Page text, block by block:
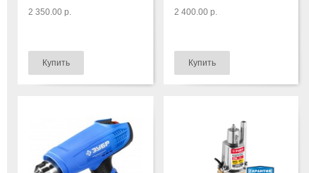
2 350.00 р.
2 400.00 р.